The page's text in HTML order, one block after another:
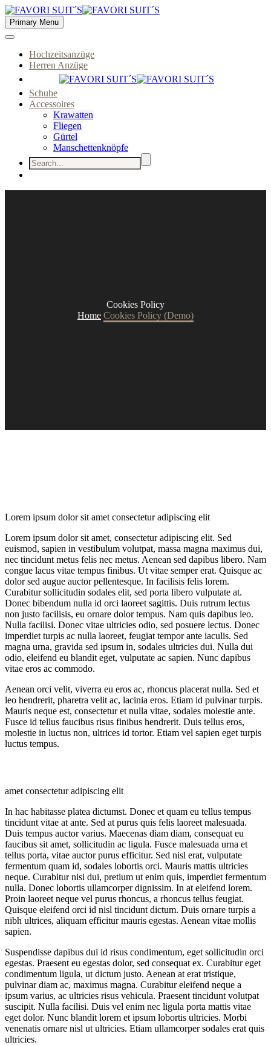
Primary Menu
Hochzeitsanzüge
Herren Anzüge
Schuhe
Accessoires
Krawatten
Fliegen
Gürtel
Manschettenknöpfe
Cookies Policy
Home Cookies Policy (Demo)
Lorem ipsum dolor sit amet consectetur adipiscing elit
Lorem ipsum dolor sit amet, consectetur adipiscing elit. Sed
euismod, sapien in vestibulum volutpat, massa magna maximus dui,
nec tincidunt metus felis nec metus. Aenean sed dapibus libero. Nam
congue lacus vitae tempus finibus. Ut vitae semper erat. Quisque ac
dolor sed augue auctor pellentesque. In facilisis felis lorem.
Curabitur sollicitudin sodales elit, sed porta libero vulputate at.
Donec bibendum nulla id orci laoreet sagittis. Duis rutrum lectus
non justo facilisis, eu ornare dolor tempus. Nam quis dapibus leo.
Nulla facilisi. Donec vitae ultricies odio, sed posuere lectus. Donec
imperdiet turpis ac nulla laoreet, feugiat tempor ante iaculis. Sed
magna urna, gravida sed ipsum in, sodales ultricies dui. Nulla dui
odio, eleifend eu blandit eget, vulputate ac sapien. Nunc dapibus
vitae eros ac commodo.
Aenean orci velit, viverra eu eros ac, rhoncus placerat nulla. Sed et
leo hendrerit, pharetra velit ac, lacinia eros. Etiam id pulvinar turpis.
Mauris neque est, consectetur et nulla vitae, sodales molestie ante.
Fusce id tellus faucibus risus finibus hendrerit. Duis tellus eros,
molestie in luctus non, ultrices id tortor. Etiam vel sapien eget turpis
luctus tempus.
amet consectetur adipiscing elit
In hac habitasse platea dictumst. Donec et quam eu tellus tempus
tincidunt vitae at ante. Sed at purus quis felis laoreet malesuada.
Duis tempus auctor varius. Maecenas diam diam, consequat eu
faucibus sit amet, sollicitudin ac ligula. Fusce malesuada urna et
tellus porta, vitae auctor purus efficitur. Sed nisl erat, vulputate
fermentum quam id, sodales lobortis orci. Mauris mattis ultricies
neque. Curabitur nisi dui, pretium ut enim quis, imperdiet fermentum
nulla. Donec lobortis ullamcorper dignissim. In at eleifend lorem.
Proin laoreet neque vel purus rhoncus, a rhoncus tellus feugiat.
Quisque eleifend orci id nisl tincidunt dictum. Duis ornare turpis a
nibh ultrices, aliquam efficitur mauris egestas. Aenean vitae mollis
sapien.
Suspendisse dapibus dui id risus condimentum, eget sollicitudin orci
egestas. Praesent eu egestas dolor, sed consequat ex. Curabitur eget
condimentum ligula, ut dictum justo. Aenean at erat tristique,
pulvinar diam ac, maximus magna. Curabitur eleifend neque a
ipsum varius, ac ultricies risus vehicula. Praesent tincidunt volutpat
suscipit. Nulla facilisi. Duis vel enim nec ligula porta mattis vitae
eget dolor. Nunc blandit lorem et ipsum lobortis ultricies. Morbi
venenatis ornare nisl ut ultricies. Etiam ullamcorper sodales erat quis
ultricies.